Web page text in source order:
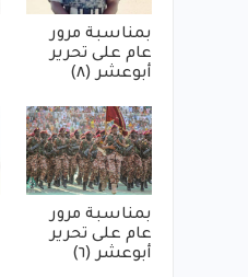
بمناسبة مرور
عام على تحرير
أبوعشر (٨)
بمناسبة مرور
عام على تحرير
أبوعشر (٦)